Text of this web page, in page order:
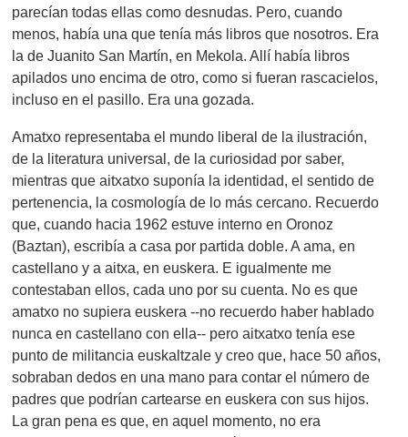
parecían todas ellas como desnudas. Pero, cuando
menos, había una que tenía más libros que nosotros. Era
la de Juanito San Martín, en Mekola. Allí había libros
apilados uno encima de otro, como si fueran rascacielos,
incluso en el pasillo. Era una gozada.
Amatxo representaba el mundo liberal de la ilustración,
de la literatura universal, de la curiosidad por saber,
mientras que aitxatxo suponía la identidad, el sentido de
pertenencia, la cosmología de lo más cercano. Recuerdo
que, cuando hacia 1962 estuve interno en Oronoz
(Baztan), escribía a casa por partida doble. A ama, en
castellano y a aitxa, en euskera. E igualmente me
contestaban ellos, cada uno por su cuenta. No es que
amatxo no supiera euskera --no recuerdo haber hablado
nunca en castellano con ella-- pero aitxatxo tenía ese
punto de militancia euskaltzale y creo que, hace 50 años,
sobraban dedos en una mano para contar el número de
padres que podrían cartearse en euskera con sus hijos.
La gran pena es que, en aquel momento, no era